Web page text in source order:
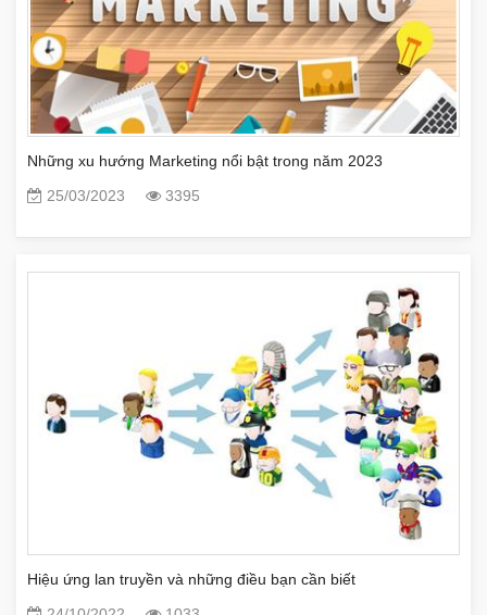
Những xu hướng Marketing nổi bật trong năm 2023
25/03/2023
3395
Hiệu ứng lan truyền và những điều bạn cần biết